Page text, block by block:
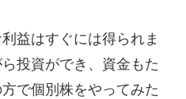
益はすぐには得られま
投資ができ、資金もた
で個別株をやってみた